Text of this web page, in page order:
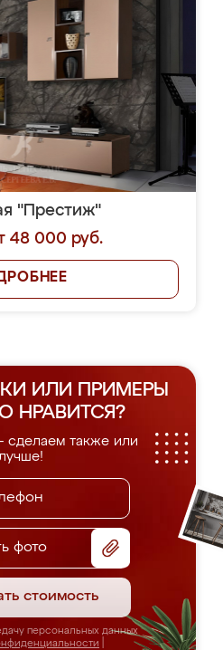
"Престиж"
48 000 руб.
ИЛИ ПРИМЕРЫ
НРАВИТСЯ?
сделаем также или
фото
стоимость
персональных данных